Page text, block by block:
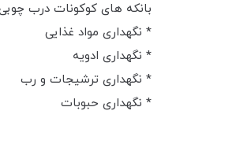
بانکه های کوکونات درب چوبی
* نگهداری مواد غذایی
* نگهداری ادویه
* نگهداری ترشیجات و رب
* نگهداری حبوبات